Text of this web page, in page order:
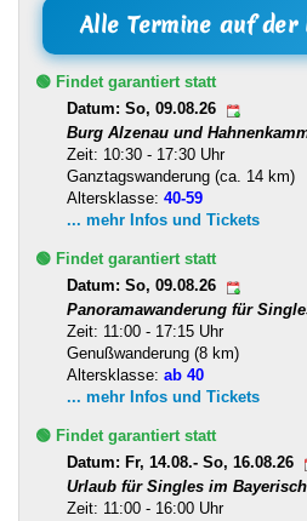
Alle Termine auf
🟢 Findet garantiert statt
Datum: So, 09.08.26
Burg Alzenau und
Zeit: 10:30 - 17:30 Uhr
Ganztagswanderung (ca. 14 km)
Altersklasse: 40-59
... mehr Infos und Tickets
🟢 Findet garantiert statt
Datum: So, 09.08.26
Panoramawanderung für
Zeit: 11:00 - 17:15 Uhr
Genußwanderung (8 km)
Altersklasse: ab 40
... mehr Infos und Tickets
🟢 Findet garantiert statt
Datum: Fr, 14.08.- So, 16.08.26
Urlaub für Singles im
Zeit: 11:00 - 16:00 Uhr